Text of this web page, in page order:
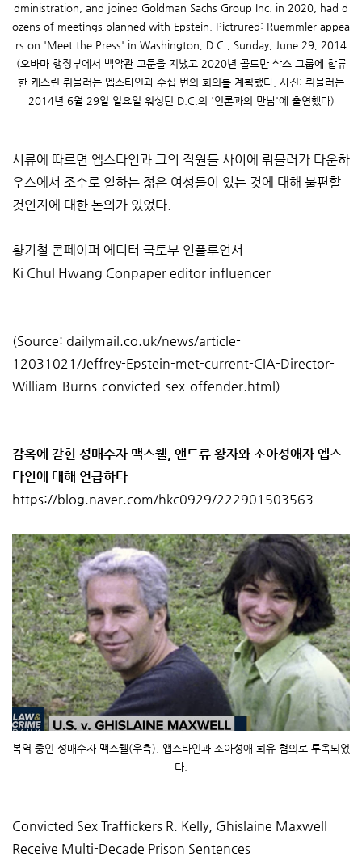
dministration, and joined Goldman Sachs Group Inc. in 2020, had d
ozens of meetings planned with Epstein. Pictrured: Ruemmler appea
rs on 'Meet the Press' in Washington, D.C., Sunday, June 29, 2014
(오바마 행정부에서 백악관 고문을 지냈고 2020년 골드만 삭스 그룹에 합류
한 캐스린 뤼믈러는 엡스타인과 수십 번의 회의를 계획했다. 사진: 뤼믈러는
2014년 6월 29일 일요일 워싱턴 D.C.의 '언론과의 만남'에 출연했다)
서류에 따르면 엡스타인과 그의 직원들 사이에 뤼믈러가 타운하
우스에서 조수로 일하는 젊은 여성들이 있는 것에 대해 불편할
것인지에 대한 논의가 있었다.
황기철 콘페이퍼 에디터 국토부 인플루언서
Ki Chul Hwang Conpaper editor influencer
(Source: dailymail.co.uk/news/article-
12031021/Jeffrey-Epstein-met-current-CIA-Director-
William-Burns-convicted-sex-offender.html)
감옥에 갇힌 성매수자 맥스웰, 앤드류 왕자와 소아성애자 엡스
타인에 대해 언급하다
https://blog.naver.com/hkc0929/222901503563
복역 중인 성매수자 맥스웰(우측). 앱스타인과 소아성애 희유 혐의로 투옥되었
다.
Convicted Sex Traffickers R. Kelly, Ghislaine Maxwell
Receive Multi-Decade Prison Sentences